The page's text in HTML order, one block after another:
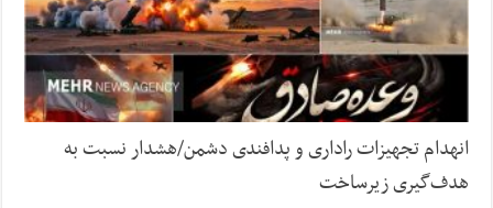
انهدام تجهیزات راداری و پدافندی دشمن/هشدار نسبت به
هدف‌گیری زیرساخت‌